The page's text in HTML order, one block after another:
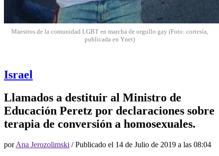
Maestros de la comunidad LGBT en marcha de orgullo gay (Foto: cortesía,
publicada en Ynet)
Israel
Llamados a destituir al Ministro de
Educación Peretz por declaraciones sobre
terapia de conversión a homosexuales.
porAna Jerozolimski / Publicado el 14 de Julio de 2019 a las 08:04